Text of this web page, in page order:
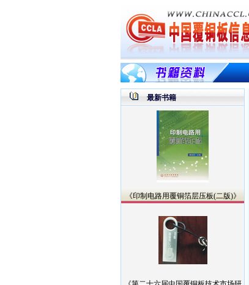
最新书籍
《印制电路用覆铜箔层压板(二版)》